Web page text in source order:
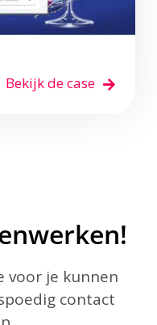
Bekijk de case
voor je kunnen
contact